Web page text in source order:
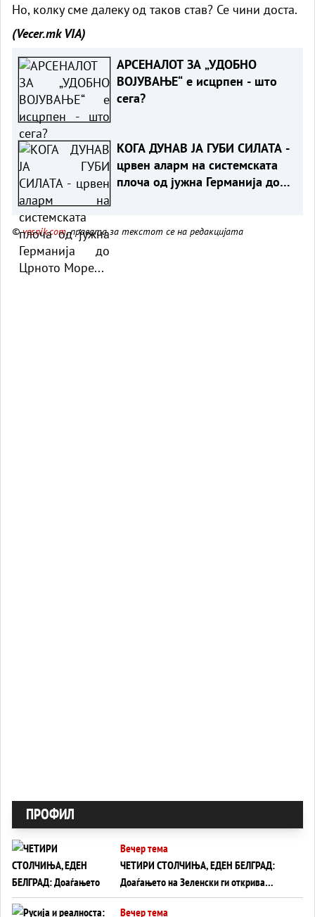
Но, колку сме далеку од таков став? Се чини доста.
(Vecer.mkVIA)
АРСЕНАЛОТ ЗА „УДОБНО
ВОЈУВАЊЕ“ е исцрпен - што
сега?
КОГА ДУНАВ ЈА ГУБИ СИЛАТА -
црвен аларм на системската
плоча од јужна Германија до
©vesnik.com, правата за текстот се на редакцијата
ПРОФИЛ
Вечер тема
ЧЕТИРИ СТОЛЧИЊА, ЕДЕН БЕЛГРАД:
Доаѓањето на Зеленски ги открива
тајните на политиката на балансирање
Вечер тема